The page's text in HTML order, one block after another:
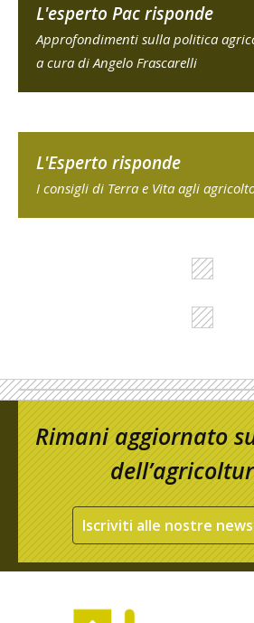
L'esperto Pac risponde
Approfondimenti sulla politica
a cura di Angelo Frascarelli
L'Esperto risponde
I consigli di Terra e Vita agli
Rimani aggiornato
Iscriviti alle nostre